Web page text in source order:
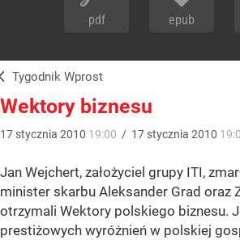
pdf epub
Tygodnik Wprost
Wektory biznesu
17 stycznia 2010 19:00 / 17 stycznia 2010
Jan Wejchert, założyciel grupy ITI,
minister skarbu Aleksander Grad oraz
otrzymali Wektory polskiego biznesu.
prestiżowych wyróżnień w polskiej